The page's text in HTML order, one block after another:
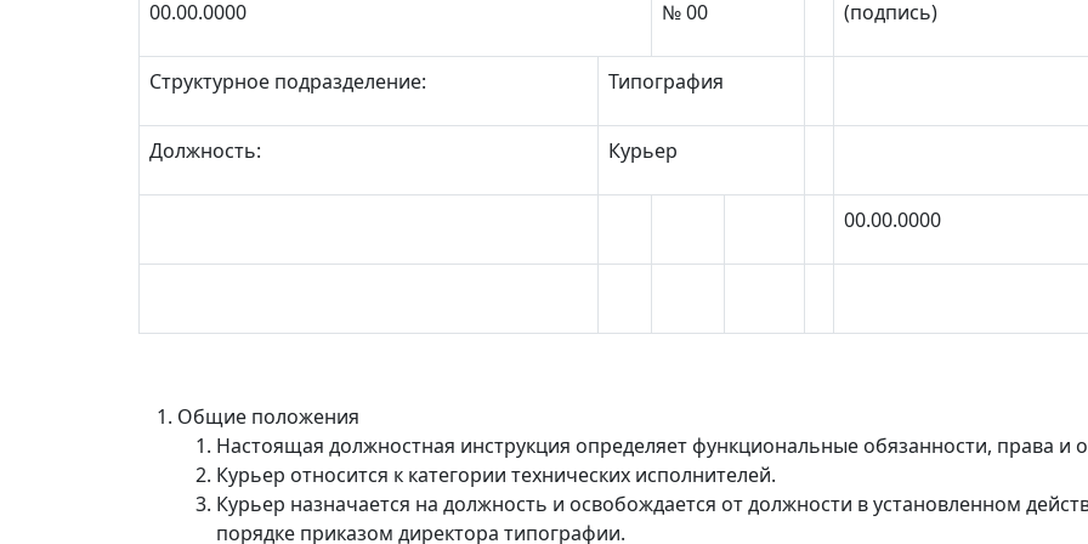
00.00.0000 № 00 (подпись)
Структурное подразделение: Типография
Должность: Курьер
00.00.0000
Общие положения
Настоящая должностная инструкция определяет функциональные обязанности, права и
Курьер относится к категории технических исполнителей.
Курьер назначается на должность и освобождается от должности в установленном
порядке приказом директора типографии.